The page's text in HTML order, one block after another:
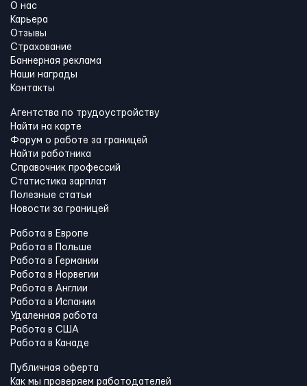
О нас
Карьера
Отзывы
Страхование
Баннерная реклама
Наши награды
Контакты
Агентства по трудоустройству
Найти на карте
Форум о работе за границей
Найти работника
Справочник профессий
Статистика зарплат
Полезные статьи
Новости за границей
Работа в Европе
Работа в Польше
Работа в Германии
Работа в Норвегии
Работа в Англии
Работа в Испании
Удаленная работа
Работа в США
Работа в Канадe
Публичная оферта
Как мы проверяем работодателей